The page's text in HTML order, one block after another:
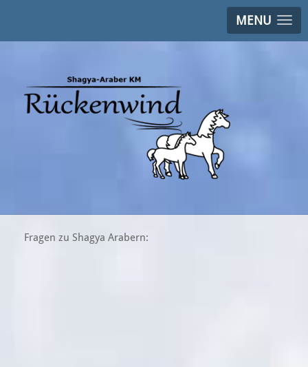
MENU
Fragen zu Shagya Arabern: